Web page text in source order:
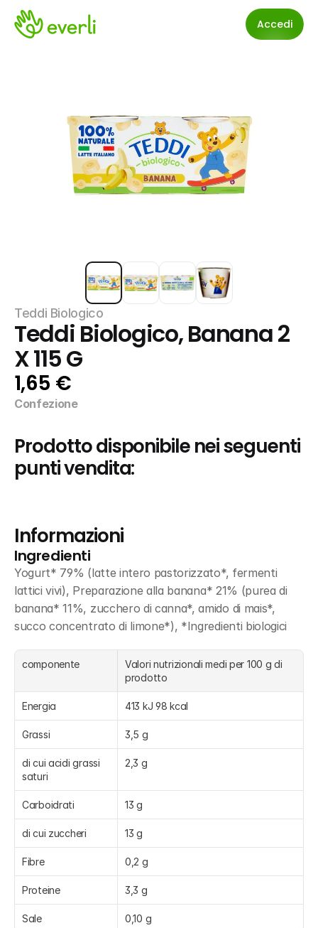
Accedi
Teddi Biologico
Teddi Biologico, Banana 2
X 115 G
1,65 €
Confezione
Prodotto disponibile nei seguenti
punti vendita:
Informazioni
Ingredienti
Yogurt* 79% (latte intero pastorizzato*, fermenti
lattici vivi), Preparazione alla banana* 21% (purea di
banana* 11%, zucchero di canna*, amido di mais*,
succo concentrato di limone*), *Ingredienti biologici
componente
Valori nutrizionali medi per 100 g di
prodotto
Energia 413 kJ 98 kcal
Grassi 3,5 g
di cui acidi grassi
saturi
2,3 g
Carboidrati 13 g
di cui zuccheri 13 g
Fibre 0,2 g
Proteine 3,3 g
Sale 0,10 g